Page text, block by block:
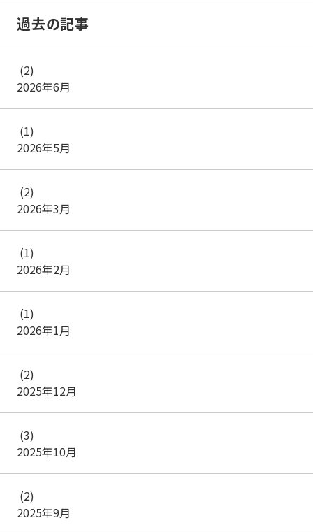
過去の記事
2026年6月
(2)
2026年5月
(1)
2026年3月
(2)
2026年2月
(1)
2026年1月
(1)
2025年12月
(2)
2025年10月
(3)
2025年9月
(2)